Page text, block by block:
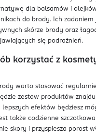
dla balsamów i
do brody. Ich zadaniem
skórze brody oraz
się podrażnień.
korzystać z
warto stosować
zestaw produktów
efektów będziesz
także codzienne
skory i przyspiesza porost